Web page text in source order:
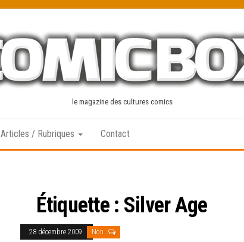
le magazine des cultures comics
Articles / Rubriques Contact
Étiquette : Silver Age
28 décembre 2009 Non